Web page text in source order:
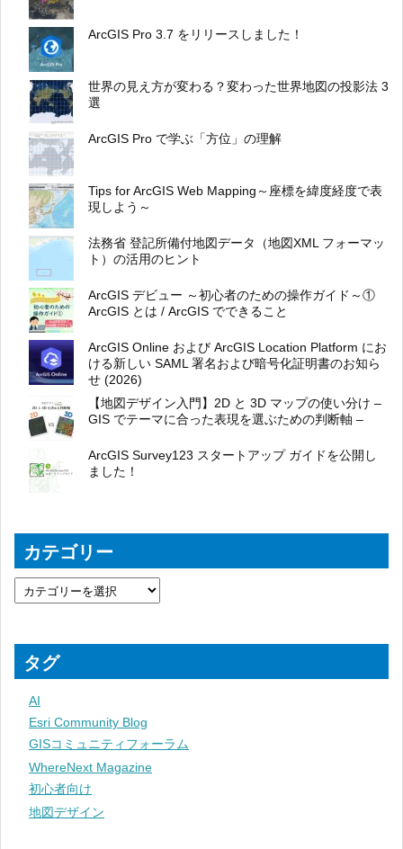
ArcGIS Pro 3.7 をリリースしました！
世界の見え方が変わる？変わった世界地図の投影法 3
選
ArcGIS Pro で学ぶ「方位」の理解
Tips for ArcGIS Web Mapping～座標を緯度経度で表
現しよう～
法務省 登記所備付地図データ（地図XML フォーマッ
ト）の活用のヒント
ArcGIS デビュー ～初心者のための操作ガイド～①
ArcGIS とは / ArcGIS でできること
ArcGIS Online および ArcGIS Location Platform にお
ける新しい SAML 署名および暗号化証明書のお知ら
せ (2026)
【地図デザイン入門】2D と 3D マップの使い分け –
GIS でテーマに合った表現を選ぶための判断軸 –
ArcGIS Survey123 スタートアップ ガイドを公開し
ました！
カテゴリー
タグ
AI
Esri Community Blog
GISコミュニティフォーラム
WhereNext Magazine
初心者向け
地図デザイン